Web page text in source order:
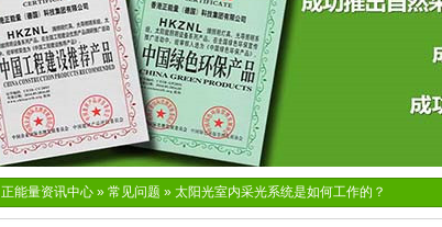
正能量资讯中心 » 常见问题 » 太阳光室内采光系统是如何工作的？